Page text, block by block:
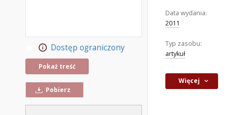
Dostęp ograniczony
Pokaż treść
Pobierz
Data wydania:
2011
Typ zasobu:
artykuł
Więcej